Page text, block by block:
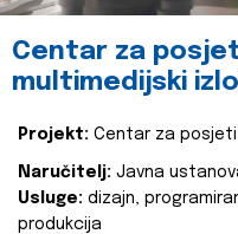
Centar za
multimedijski
Projekt: Centar za
Naručitelj: Javna
Usluge: dizajn,
produkcija